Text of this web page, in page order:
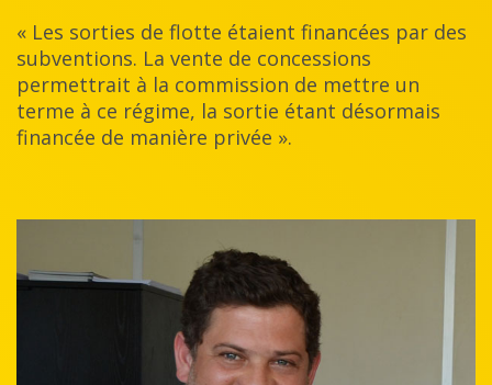
« Les sorties de flotte étaient financées par des
subventions. La vente de concessions
permettrait à la commission de mettre un
terme à ce régime, la sortie étant désormais
financée de manière privée ».